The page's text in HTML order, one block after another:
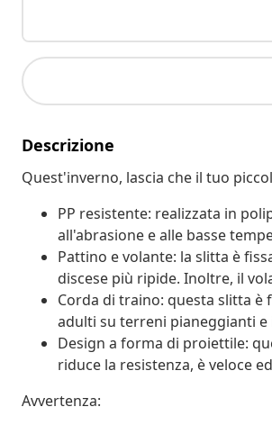
Descrizione
Quest'inverno, lascia che il tuo
PP resistente: realizzata in
all'abrasione e alle basse
Pattino e volante: la slitta è
discese più ripide. Inoltre, il
Corda di traino: questa slitta è
adulti su terreni pianeggianti e
Design a forma di proiettile:
riduce la resistenza, è veloce
Avvertenza: